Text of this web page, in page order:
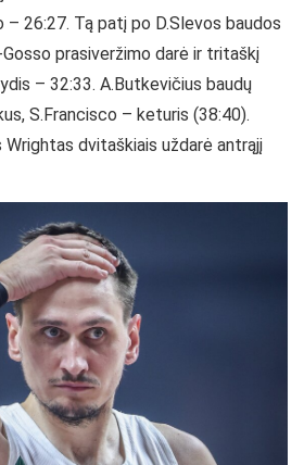
– 26:27. Tą patį po D.Slevos baudos
prasiveržimo darė ir tritaškį
– 32:33. A.Butkevičius baudų
S.Francisco – keturis (38:40).
Wrightas dvitaškiais uždarė antrąjį